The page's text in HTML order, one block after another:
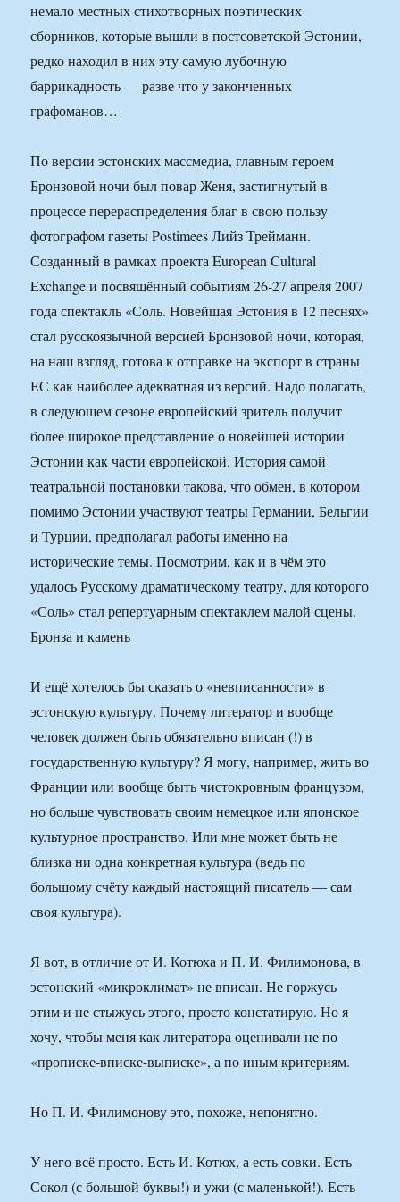
немало местных стихотворных поэтических
сборников, которые вышли в постсоветской Эстонии,
редко находил в них эту самую лубочную
баррикадность — разве что у законченных
графоманов…
По версии эстонских массмедиа, главным героем
Бронзовой ночи был повар Женя, застигнутый в
процессе перераспределения благ в свою пользу
фотографом газеты Postimees Лийз Трейманн.
Созданный в рамках проекта European Cultural
Exchange и посвящённый событиям 26-27 апреля 2007
года спектакль «Соль. Новейшая Эстония в 12 песнях»
стал русскоязычной версией Бронзовой ночи, которая,
на наш взгляд, готова к отправке на экспорт в страны
ЕС как наиболее адекватная из версий. Надо полагать,
в следующем сезоне европейский зритель получит
более широкое представление о новейшей истории
Эстонии как части европейской. История самой
театральной постановки такова, что обмен, в котором
помимо Эстонии участвуют театры Германии, Бельгии
и Турции, предполагал работы именно на
исторические темы. Посмотрим, как и в чём это
удалось Русскому драматическому театру, для которого
«Соль» стал репертуарным спектаклем малой сцены.
Бронза и камень
И ещё хотелось бы сказать о «невписанности» в
эстонскую культуру. Почему литератор и вообще
человек должен быть обязательно вписан (!) в
государственную культуру? Я могу, например, жить во
Франции или вообще быть чистокровным французом,
но больше чувствовать своим немецкое или японское
культурное пространство. Или мне может быть не
близка ни одна конкретная культура (ведь по
большому счёту каждый настоящий писатель — сам
своя культура).
Я вот, в отличие от И. Котюха и П. И. Филимонова, в
эстонский «микроклимат» не вписан. Не горжусь
этим и не стыжусь этого, просто констатирую. Но я
хочу, чтобы меня как литератора оценивали не по
«прописке-вписке-выписке», а по иным критериям.
Но П. И. Филимонову это, похоже, непонятно.
У него всё просто. Есть И. Котюх, а есть совки. Есть
Сокол (с большой буквы!) и ужи (с маленькой!). Есть